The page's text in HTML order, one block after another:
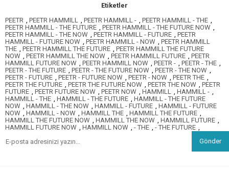
Etiketler
PEETR , PEETR HAMMILL , PEETR HAMMILL - , PEETR HAMMILL - THE ,
PEETR HAMMILL - THE FUTURE , PEETR HAMMILL - THE FUTURE NOW ,
PEETR HAMMILL - THE NOW , PEETR HAMMILL - FUTURE , PEETR
HAMMILL - FUTURE NOW , PEETR HAMMILL - NOW , PEETR HAMMILL
THE , PEETR HAMMILL THE FUTURE , PEETR HAMMILL THE FUTURE
NOW , PEETR HAMMILL THE NOW , PEETR HAMMILL FUTURE , PEETR
HAMMILL FUTURE NOW , PEETR HAMMILL NOW , PEETR - , PEETR - THE ,
PEETR - THE FUTURE , PEETR - THE FUTURE NOW , PEETR - THE NOW ,
PEETR - FUTURE , PEETR - FUTURE NOW , PEETR - NOW , PEETR THE ,
PEETR THE FUTURE , PEETR THE FUTURE NOW , PEETR THE NOW , PEETR
FUTURE , PEETR FUTURE NOW , PEETR NOW , HAMMILL , HAMMILL - ,
HAMMILL - THE , HAMMILL - THE FUTURE , HAMMILL - THE FUTURE
NOW , HAMMILL - THE NOW , HAMMILL - FUTURE , HAMMILL - FUTURE
NOW , HAMMILL - NOW , HAMMILL THE , HAMMILL THE FUTURE ,
HAMMILL THE FUTURE NOW , HAMMILL THE NOW , HAMMILL FUTURE ,
HAMMILL FUTURE NOW , HAMMILL NOW , - THE , - THE FUTURE ,
Gönder